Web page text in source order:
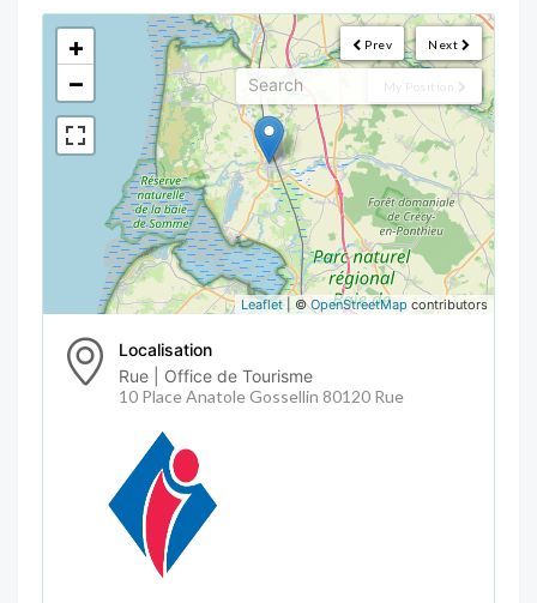
Next
Prev
My Position
<!---->
+
−
Leaflet| ©OpenStreetMap contributors
Localisation
Rue | Office de Tourisme
10 Place Anatole Gossellin 80120 Rue